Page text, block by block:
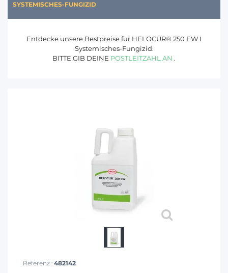
SYSTEMISCHES-FUNGIZID
Entdecke unsere Bestpreise für HELOCUR® 250 EW I
Systemisches-Fungizid.
BITTE GIB DEINE POSTLEITZAHL AN .
Referenz : 482142